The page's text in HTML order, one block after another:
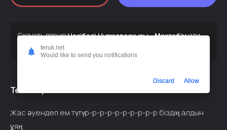
Скачать песнюНесібелі Нұржарасқызы - Мектебімили
слушать бесплатно
Текст припева:
Жас әуендеп ем тү-тү-р-р-р-р-р-р-р-р-р-р біздің алдын
ұяң
teruk.net
Would like to send you notifications
Discard Allow